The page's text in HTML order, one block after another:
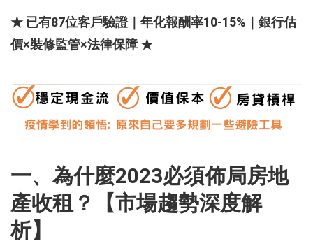
★ 已有87位客戶驗證｜年化報酬率10-15%｜銀行估
價×裝修監管×法律保障 ★
一、為什麼2023必須佈局房地
產收租？【市場趨勢深度解
析】